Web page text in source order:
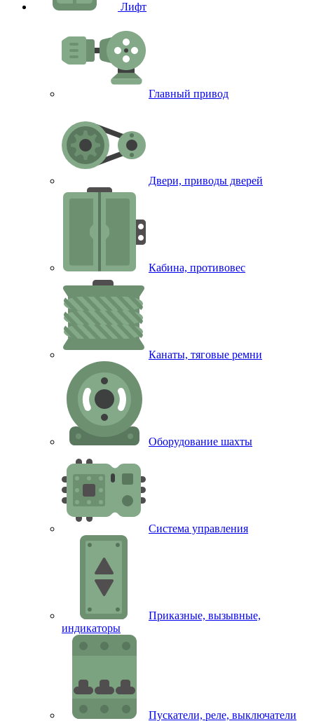
Лифт
Главный привод
Двери, приводы дверей
Кабина, противовес
Канаты, тяговые ремни
Оборудование шахты
Система управления
Приказные, вызывные,
индикаторы
Пускатели, реле, выключатели